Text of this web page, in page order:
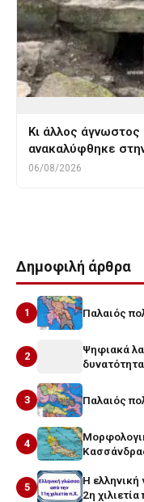
Κι άλλος άγνωστος
ανακαλύφθηκε
06/08/2026
Δημοφιλή άρθρα
1 Παλαιός
2
Ψηφιακά
3 Παλαιός
4
5
Η
2η